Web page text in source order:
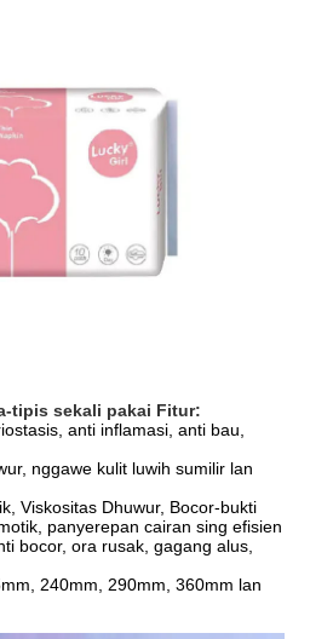
tipis sekali pakai Fitur:
anti inflamasi, anti bau,
nggawe kulit luwih sumilir lan
Viskositas Dhuwur, Bocor-bukti
panyerepan cairan sing efisien
bocor, ora rusak, gagang alus,
240mm, 290mm, 360mm lan